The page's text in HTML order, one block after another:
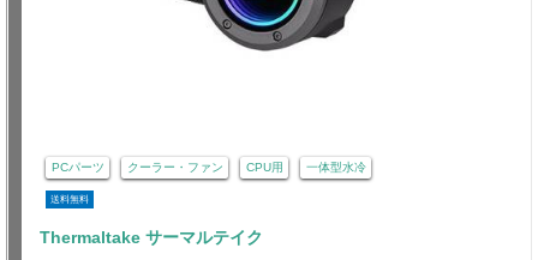
PCパーツ クーラー・ファン CPU用 一体型水冷
送料無料
Thermaltake サーマルテイク